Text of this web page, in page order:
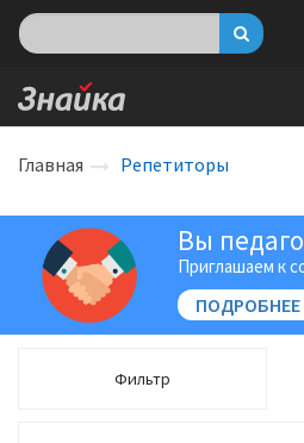
Главная Репетиторы
Вы
Приглашаем к
ПОДРОБНЕЕ
Фильтр